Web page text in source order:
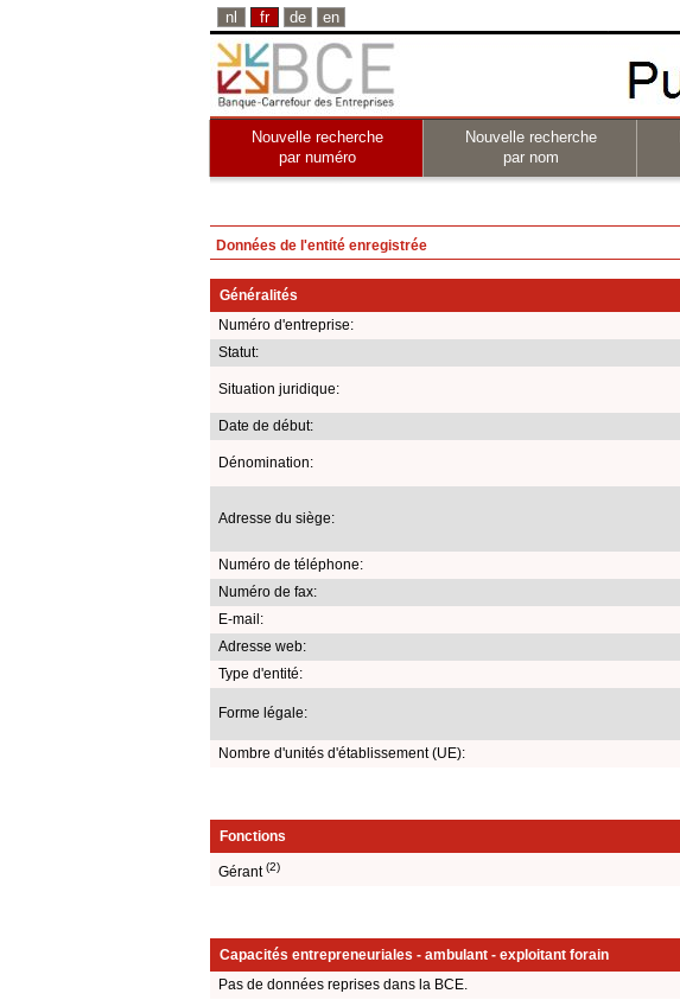
nl fr de en
Nouvelle recherche
par numéro
Nouvelle recherche
par nom
Données de l'entité enregistrée
Généralités
Numéro d'entreprise:
Statut:
Situation juridique:
Date de début:
Dénomination:
Adresse du siège:
Numéro de téléphone:
Numéro de fax:
E-mail:
Adresse web:
Type d'entité:
Forme légale:
Nombre d'unités d'établissement (UE):
Fonctions
Gérant(2)
Capacités entrepreneuriales - ambulant - exploitant forain
Pas de données reprises dans la BCE.